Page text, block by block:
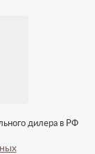
дилера в РФ